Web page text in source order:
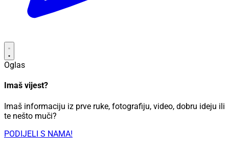
Oglas
Imaš vijest?
Imaš informaciju iz prve ruke, fotografiju, video, dobru ideju ili
te nešto muči?
PODIJELI S NAMA!